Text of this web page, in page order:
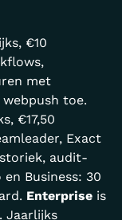
€10
met
toe.
€17,50
Exact
audit-
Business: 30
Enterprise is
Jaarlijks